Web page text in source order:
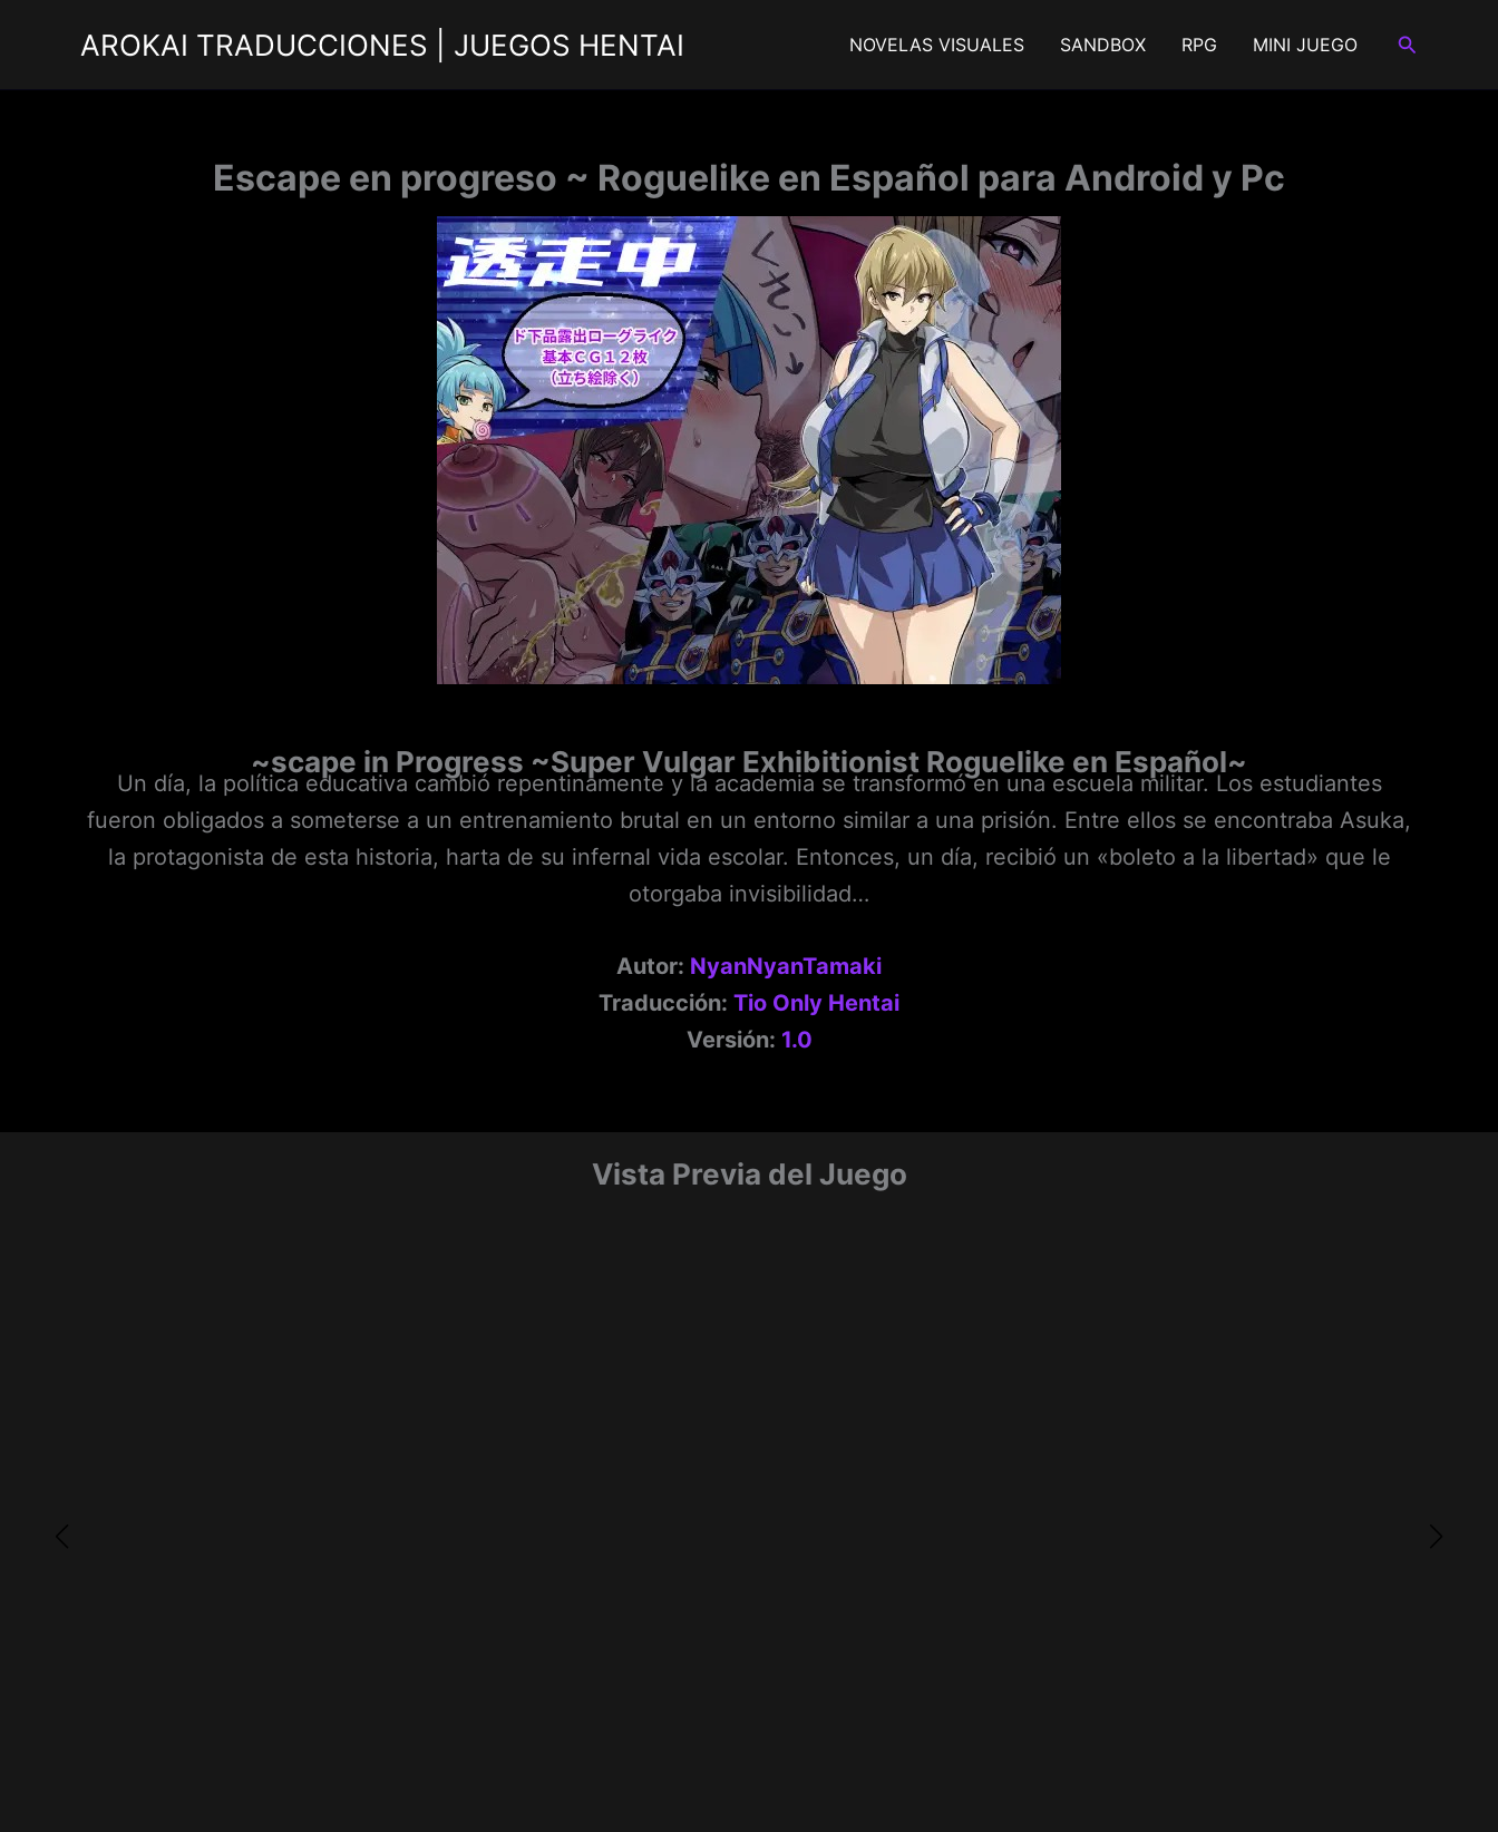
AROKAI TRADUCCIONES | JUEGOS HENTAI NOVELAS VISUALES SANDBOX RPG MINI JUEGO Buscar
Escape en progreso ~ Roguelike en Español para Android y Pc
~scape in Progress ~Super Vulgar Exhibitionist Roguelike en Español~
Un día, la política educativa cambió repentinamente y la academia se transformó en una escuela militar. Los estudiantes
fueron obligados a someterse a un entrenamiento brutal en un entorno similar a una prisión. Entre ellos se encontraba Asuka,
la protagonista de esta historia, harta de su infernal vida escolar. Entonces, un día, recibió un «boleto a la libertad» que le
otorgaba invisibilidad…
Autor: NyanNyanTamaki
Traducción: Tio Only Hentai
Versión: 1.0
Vista Previa del Juego